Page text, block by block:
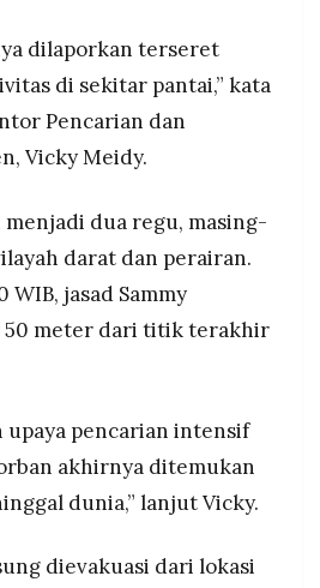
dilaporkan terseret
di sekitar pantai,” kata
Pencarian dan
Vicky Meidy.
dua regu, masing-
darat dan perairan.
jasad Sammy
50 meter dari titik terakhir
upaya pencarian intensif
akhirnya ditemukan
dunia,” lanjut Vicky.
dievakuasi dari lokasi